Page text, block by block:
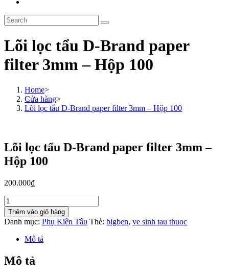
search
Search
this
Lõi lọc tẩu D-Brand paper
filter 3mm – Hộp 100
Home>
Cửa hàng>
Lõi lọc tẩu D-Brand paper filter 3mm – Hộp 100
Lõi lọc tẩu D-Brand paper filter 3mm –
Hộp 100
200.000₫
Lõi
lọc
tẩu
D-
Brand
filter
3mm
Thêm vào giỏ hàng
Danh mục: Phụ Kiện Tẩu Thẻ: bigben, ve sinh tau thuoc
Mô tả
Mô tả